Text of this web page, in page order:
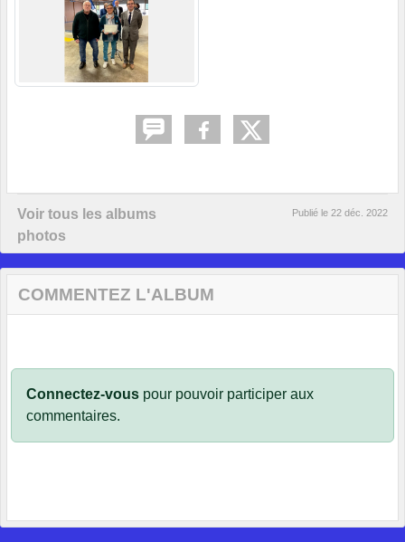
Voir tous les albums
photos
Publié le 22 déc. 2022
COMMENTEZ L'ALBUM
Connectez-vous pour pouvoir participer aux
commentaires.